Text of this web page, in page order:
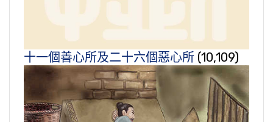
十一個善心所及二十六個惡心所 (10,109)